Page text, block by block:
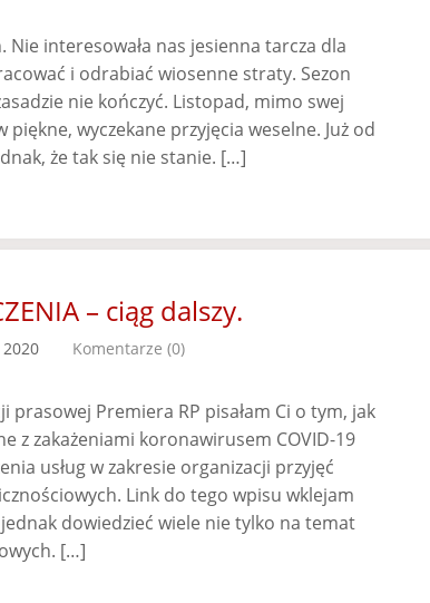
Nie interesowała nas jesienna tarcza dla
i odrabiać wiosenne straty. Sezon
nie kończyć. Listopad, mimo swej
wyczekane przyjęcia weselne. Już od
że tak się nie stanie. […]
– ciąg dalszy.
Komentarze (0)
Premiera RP pisałam Ci o tym, jak
z zakażeniami koronawirusem COVID-19
usług w zakresie organizacji przyjęć
Link do tego wpisu wklejam
dowiedzieć wiele nie tylko na temat
[…]